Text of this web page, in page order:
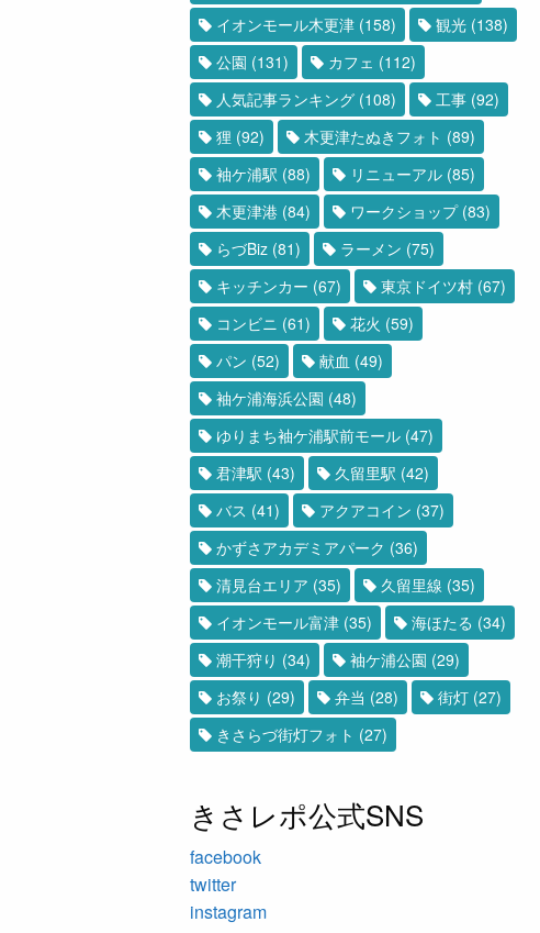
イオンモール木更津(158) 観光(138)
公園 (131) カフェ (112)
人気記事ランキング(108) 工事(92)
狸 (92) 木更津たぬきフォト (89)
袖ケ浦駅 (88) リニューアル(85)
木更津港(84) ワークショップ(83)
らづBiz(81) ラーメン (75)
キッチンカー (67) 東京ドイツ村(67)
コンビニ (61) 花火 (59)
パン (52) 献血 (49)
袖ケ浦海浜公園 (48)
ゆりまち袖ケ浦駅前モール(47)
君津駅 (43) 久留里駅 (42)
バス (41) アクアコイン (37)
かずさアカデミアパーク (36)
清見台エリア (35) 久留里線 (35)
イオンモール富津(35) 海ほたる (34)
潮干狩り (34) 袖ケ浦公園 (29)
お祭り (29) 弁当 (28) 街灯(27)
きさらづ街灯フォト (27)
きさレポ公式SNS
facebook
twitter
instagram